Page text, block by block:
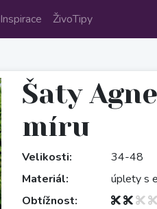
Inspirace ŽivoTipy
Šaty
míru
Velikosti:
34-48
Materiál:
úplety s
Obtížnost: